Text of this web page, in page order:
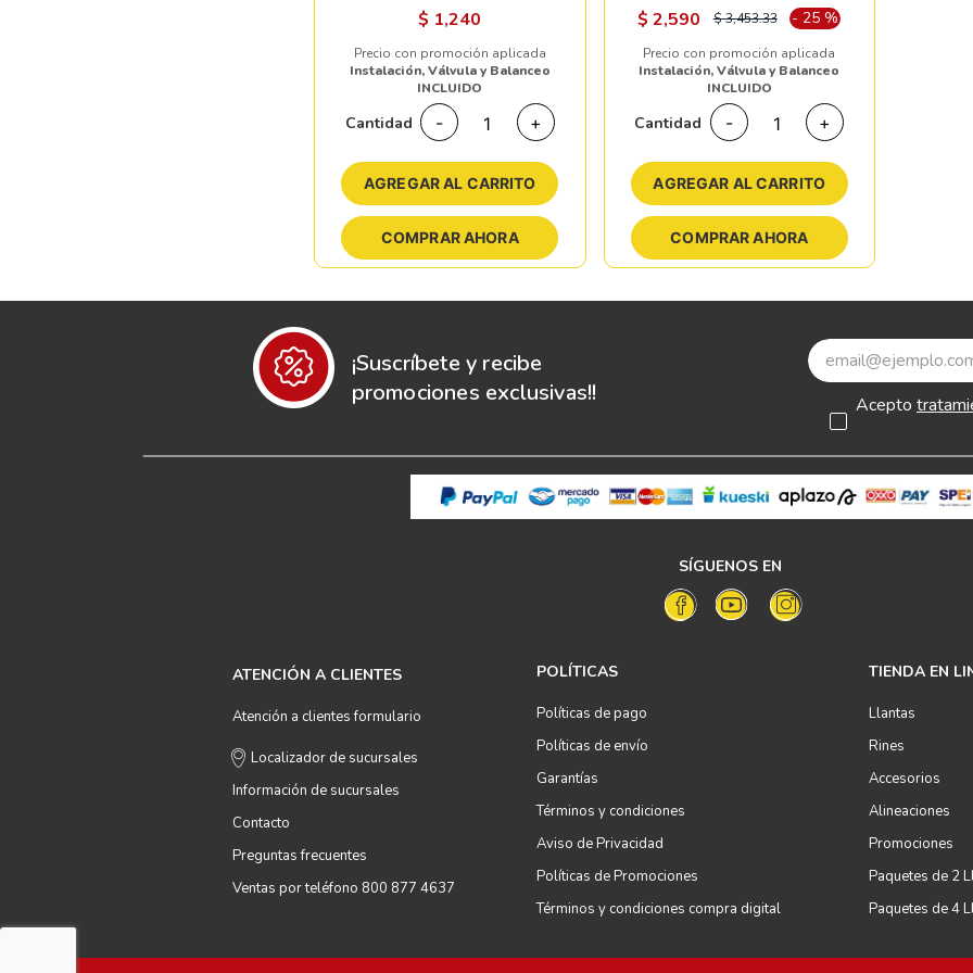
$ 1,240
Precio con promoción aplicada
Instalación, Válvula y Balanceo
INCLUIDO
Cantidad - +
AGREGAR AL CARRITO
COMPRAR AHORA
$ 2,590 $3,453.33 - 25 %
Precio con promoción aplicada
Instalación, Válvula y Balanceo
INCLUIDO
Cantidad - +
AGREGAR AL CARRITO
COMPRAR AHORA
¡Suscríbete y recibe
promociones exclusivas!!
Acepto
SÍGUENOS EN
ATENCIÓN A CLIENTES
Atención a clientes formulario
Localizador de sucursales
Información de sucursales
Contacto
Preguntas frecuentes
Ventas por teléfono 800 877 4637
POLÍTICAS
Políticas de pago
Políticas de envío
Garantías
Términos y condiciones
Aviso de Privacidad
Políticas de Promociones
Términos y condiciones compra digital
TIENDA EN
Llantas
Rines
Accesorios
Alineaciones
Promociones
Paquetes de 2
Paquetes de 4